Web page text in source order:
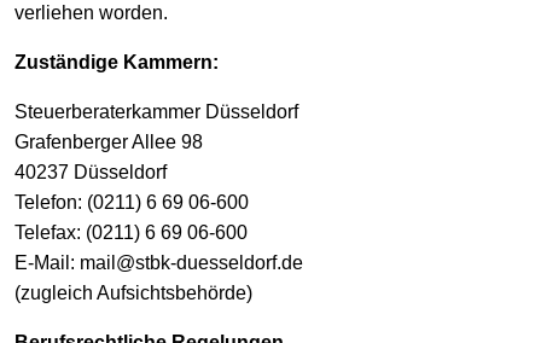
verliehen worden.
Zuständige Kammern:
Steuerberaterkammer Düsseldorf
Grafenberger Allee 98
40237 Düsseldorf
Telefon: (0211) 6 69 06-600
Telefax: (0211) 6 69 06-600
E-Mail: mail@stbk-duesseldorf.de
(zugleich Aufsichtsbehörde)